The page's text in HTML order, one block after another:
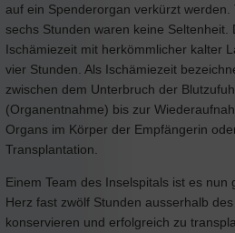
auf ein Spenderorgan verkürzt
sechs Stunden waren keine Seltenheit.
Ischämiezeit mit herkömmlicher kalter
vier Stunden. Als Ischämiezeit
zwischen dem Unterbruch der
(Organentnahme) bis zur
Organs im Körper der Empfängerin
Transplantation.
Einem Team des Inselspitals ist es nun
Herz fast zwölf Stunden ausserhalb
konservieren und erfolgreich zu